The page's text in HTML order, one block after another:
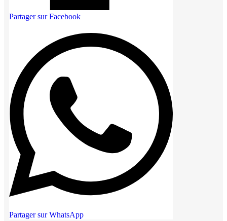
Partager sur Facebook
Partager sur WhatsApp